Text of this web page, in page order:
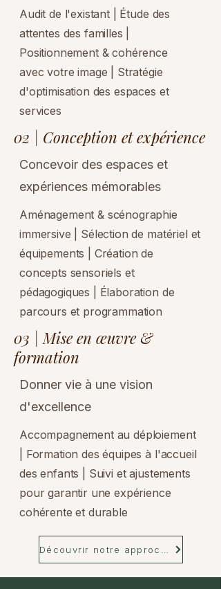
Audit de l'existant | Étude des
attentes des familles |
Positionnement & cohérence
avec votre image | Stratégie
d'optimisation des espaces et
services
02 | Conception et expérience
Concevoir des espaces et
expériences mémorables
Aménagement & scénographie
immersive | Sélection de matériel et
équipements | Création de
concepts sensoriels et
pédagogiques | Élaboration de
parcours et programmation
03 | Mise en œuvre &
formation
Donner vie à une vision
d'excellence
​Accompagnement au déploiement
| Formation des équipes à l'accueil
des enfants | Suivi et ajustements
pour garantir une expérience
cohérente et durable